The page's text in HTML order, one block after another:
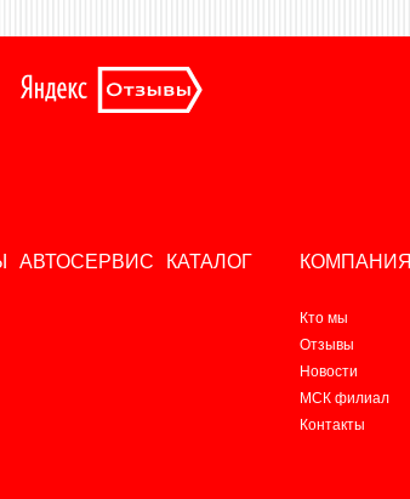
АВТОСЕРВИС КАТАЛОГ КОМПАНИЯ
Кто мы
Отзывы
Новости
МСК филиал
Контакты